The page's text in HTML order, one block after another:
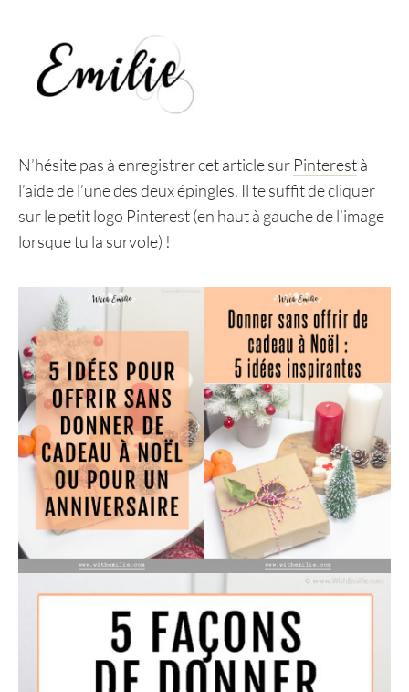
N’hésite pas à enregistrer cet article sur Pinterestà
l’aide de l’une des deux épingles. Il te suffit de cliquer
sur le petit logo Pinterest (en haut à gauche de l’image
lorsque tu la survole) !